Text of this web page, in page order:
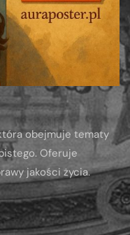
obejmuje tematy
Oferuje
jakości życia.